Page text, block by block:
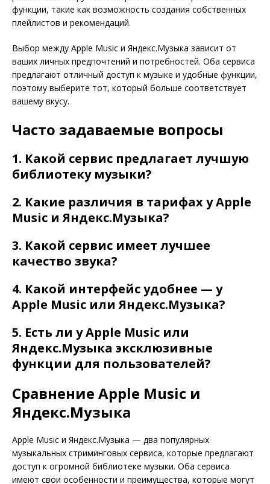
функции, такие как возможность создания собственных
плейлистов и рекомендаций.
Выбор между Apple Music и Яндекс.Музыка зависит от
ваших личных предпочтений и потребностей. Оба сервиса
предлагают отличный доступ к музыке и удобные функции,
поэтому выберите тот, который больше соответствует
вашему вкусу.
Часто задаваемые вопросы
1. Какой сервис предлагает лучшую
библиотеку музыки?
2. Какие различия в тарифах у Apple
Music и Яндекс.Музыка?
3. Какой сервис имеет лучшее
качество звука?
4. Какой интерфейс удобнее — у
Apple Music или Яндекс.Музыка?
5. Есть ли у Apple Music или
Яндекс.Музыка эксклюзивные
функции для пользователей?
Сравнение Apple Music и
Яндекс.Музыка
Apple Music и Яндекс.Музыка — два популярных
музыкальных стриминговых сервиса, которые предлагают
доступ к огромной библиотеке музыки. Оба сервиса
имеют свои особенности и преимущества, которые могут